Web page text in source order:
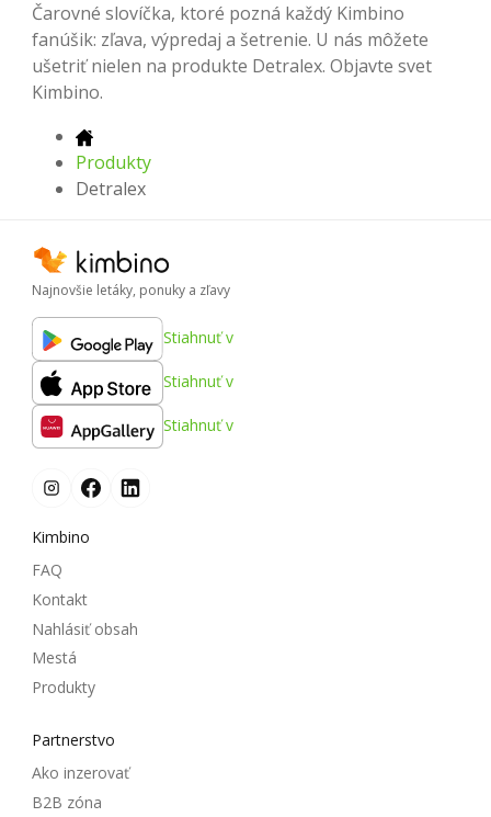
Čarovné slovíčka, ktoré pozná každý Kimbino
fanúšik: zľava, výpredaj a šetrenie. U nás môžete
ušetriť nielen na produkte Detralex. Objavte svet
Kimbino.
Produkty
Detralex
Najnovšie letáky, ponuky a zľavy
Stiahnuť v
Stiahnuť v
Stiahnuť v
Kimbino
FAQ
Kontakt
Nahlásiť obsah
Mestá
Produkty
Partnerstvo
Ako inzerovať
B2B zóna